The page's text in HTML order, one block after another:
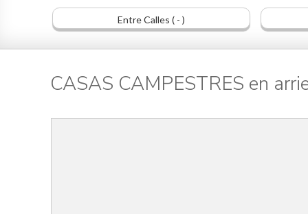
Entre Calles ( - )
CASAS CAMPESTRES en